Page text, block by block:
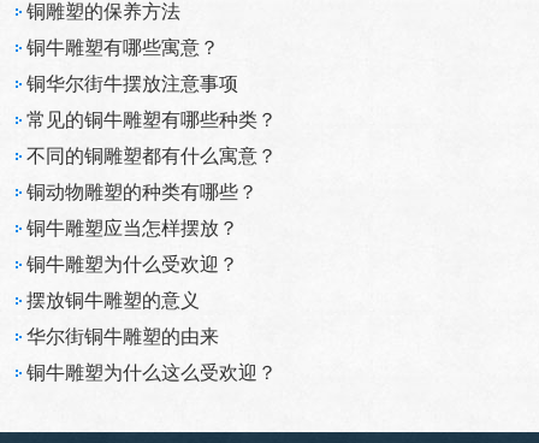
铜雕塑的保养方法
铜牛雕塑有哪些寓意？
铜华尔街牛摆放注意事项
常见的铜牛雕塑有哪些种类？
不同的铜雕塑都有什么寓意？
铜动物雕塑的种类有哪些？
铜牛雕塑应当怎样摆放？
铜牛雕塑为什么受欢迎？
摆放铜牛雕塑的意义
华尔街铜牛雕塑的由来
铜牛雕塑为什么这么受欢迎？